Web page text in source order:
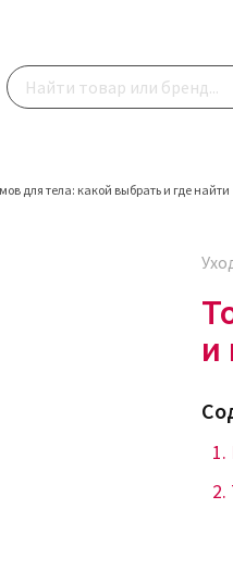
для тела: какой выбрать и где найти
и